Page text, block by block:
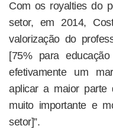
Com os royalties do
setor, em 2014,
valorização do
[75% para
efetivamente um
aplicar a maior parte
muito importante e
setor]”.